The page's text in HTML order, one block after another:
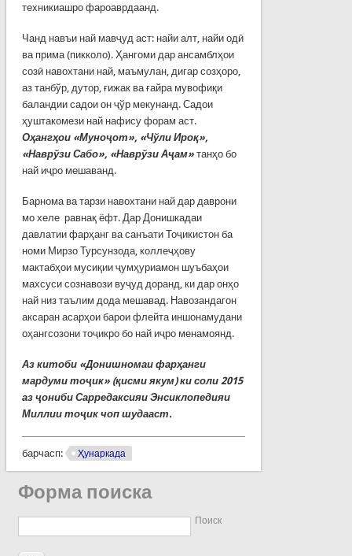
техникиашро фароаврдаанд.
Чанд навъи най мавҷуд аст: найи алт, найи одӣ
ва прима (пикколо). Ҳангоми дар ансамблҳои
созӣ навохтани най, маъмулан, дигар созҳоро,
аз танбўр, дутор, ғижак ва ғайра мувофиқи
баландии садои он ҷўр мекунанд. Садои
ҳуштакомези най нафису форам аст.
Оҳангҳои «Муноҷот», «Чўли Ироқ»,
«Наврўзи Сабо», «Наврўзи Аҷам»танҳо бо
най иҷро мешаванд.
Барнома ва тарзи навохтани най дар даврони
мо хеле равнақ ёфт. Дар Донишкадаи
давлатии фарҳанг ва санъати Тоҷикистон ба
номи Мирзо Турсунзода, коллеҷҳову
мактабҳои мусиқии ҷумҳуриамон шуъбаҳои
махсуси сознавози вуҷуд доранд, ки дар онҳо
най низ таълим дода мешавад. Навозандагон
аксаран асарҳои барои флейта иншонамудани
оҳангсозони тоҷикро бо най иҷро менамоянд.
Аз китоби «Донишномаи фарҳанги
мардуми тоҷик» (қисми якум) ки соли 2015
аз ҷониби Сарредаксияи Энсиклопедияи
Миллии тоҷик чоп шудааст.
барчасп: Ҳунаркада
Форма поиска
Поиск